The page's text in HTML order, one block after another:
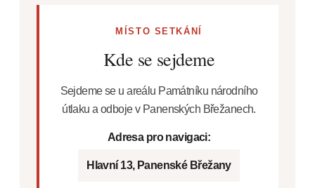
MÍSTO SETKÁNÍ
Kde se sejdeme
Sejdeme se u areálu Památníku národního
útlaku a odboje v Panenských Břežanech.
Adresa pro navigaci:
Hlavní 13, Panenské Břežany